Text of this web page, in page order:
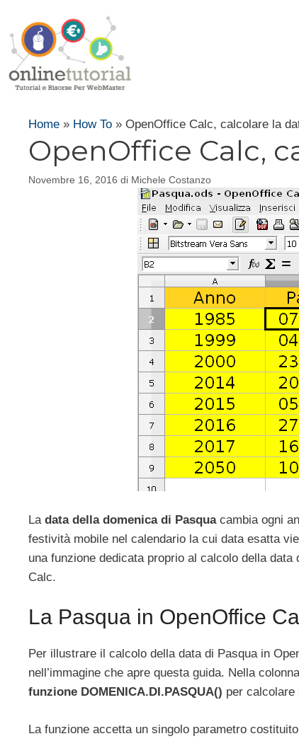
contenuto
Home » How To » OpenOffice Calc, calcolare la
OpenOffice Calc,
Novembre 16, 2016 di Michele Costanzo
La data della domenica di Pasquacambia ogni
festività mobile nel calendario la cui data esatta
una funzione dedicata proprio al calcolo della
Calc.
La Pasqua in OpenOffice
Per illustrare il calcolo della data di Pasqua in
nell’immagine che apre questa guida. Nella
funzione DOMENICA.DI.PASQUA() per calcolare
La funzione accetta un singolo parametro